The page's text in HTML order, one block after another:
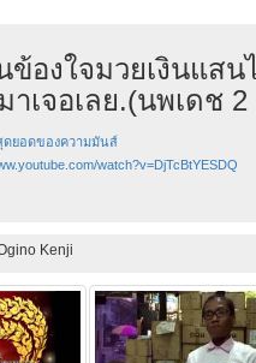
ข้องใจมวยเงินแส
าเจอเลย.(นพเดช
ดยอดของความมันส์
watch?v=DjTcBtYESDQ
Kenji